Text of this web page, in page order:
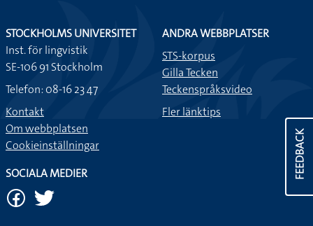
FEEDBACK
STOCKHOLMS UNIVERSITET
Inst. för lingvistik
SE-106 91 Stockholm
Telefon: 08-16 23 47
Kontakt
Om webbplatsen
Cookieinställningar
ANDRA WEBBPLATSER
STS-korpus
Gilla Tecken
Teckenspråksvideo
Fler länktips
SOCIALA MEDIER